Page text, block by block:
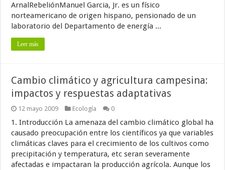
ArnalRebeliónManuel Garcia, Jr. es un físico
norteamericano de origen hispano, pensionado de un
laboratorio del Departamento de energía ...
Leer más
Cambio climático y agricultura campesina:
impactos y respuestas adaptativas
12 mayo 2009 Ecología 0
1. Introducción La amenaza del cambio climático global ha
causado preocupación entre los científicos ya que variables
climáticas claves para el crecimiento de los cultivos como
precipitación y temperatura, etc seran severamente
afectadas e impactaran la producción agrícola. Aunque los